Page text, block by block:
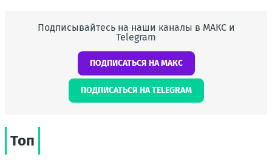
Подписывайтесь на наши каналы в МАКС и
Telegram
ПОДПИСАТЬСЯ НА МАКС
ПОДПИСАТЬСЯ НА TELEGRAM
Топ